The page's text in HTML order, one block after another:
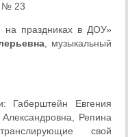
№ 23
праздниках в ДОУ»
, музыкальный
Евгения
Репина
свой